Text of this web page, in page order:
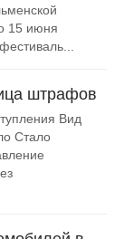
15 июня
штрафов
Вид
Стало